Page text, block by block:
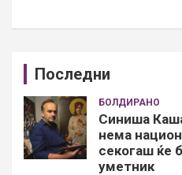
Последни
БОЛДИРАНО
Синиша
нема
секогаш ќе
уметник